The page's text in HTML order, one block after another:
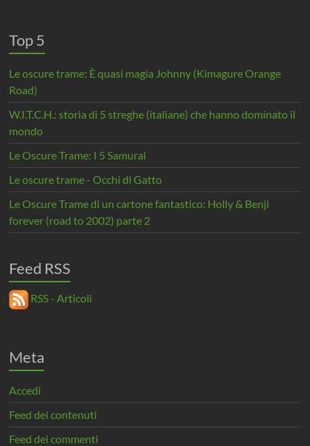
Top 5
Le oscure trame: È quasi magia Johnny (Kimagure Orange
Road)
W.I.T.C.H.: storia di 5 streghe (italiane) che hanno dominato il
mondo
Le Oscure Trame: I 5 Samurai
Le oscure trame - Occhi di Gatto
Le Oscure Trame di un cartone fantastico: Holly & Benji
forever (road to 2002) parte 2
Feed RSS
RSS - Articoli
Meta
Accedi
Feed dei contenuti
Feed dei commenti